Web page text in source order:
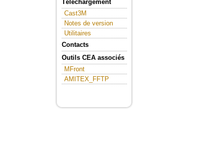
Téléchargement
Cast3M
Notes de version
Utilitaires
Contacts
Outils CEA associés
MFront
AMITEX_FFTP